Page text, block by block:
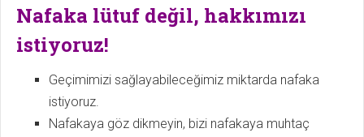
Nafaka lütuf değil, hakkımızı
istiyoruz!
Geçimimizi sağlayabileceğimiz miktarda nafaka
istiyoruz.
Nafakaya göz dikmeyin, bizi nafakaya muhtaç